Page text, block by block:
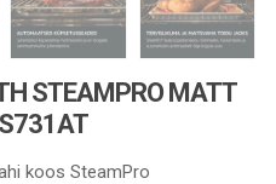
STEAMPRO MATT
koos SteamPro